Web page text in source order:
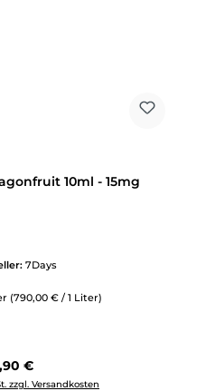
10ml - 15mg
7Days
(790,00 € / 1 Liter)
Preis:
€
zzgl. Versandkosten